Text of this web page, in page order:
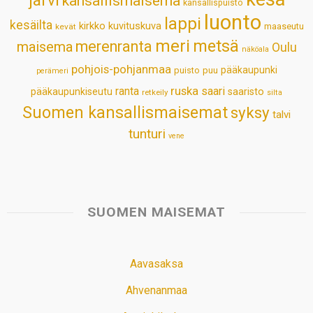
kansallispuisto
kesäilta kevät kirkko kuvituskuva lappi luonto maaseutu
maisema merenranta meri metsä näköala Oulu
perämeri pohjois-pohjanmaa puisto puu pääkaupunki
pääkaupunkiseutu ranta retkeily ruska saari saaristo silta
Suomen kansallismaisematsyksy talvi
tunturi vene
SUOMEN MAISEMAT
Aavasaksa
Ahvenanmaa